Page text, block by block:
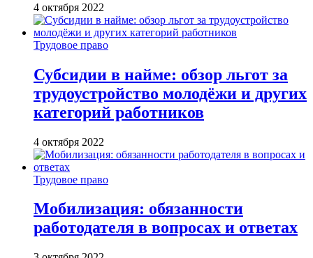
4 октября 2022
Трудовое право
Субсидии в найме: обзор льгот за
трудоустройство молодёжи и других
категорий работников
4 октября 2022
Трудовое право
Мобилизация: обязанности
работодателя в вопросах и ответах